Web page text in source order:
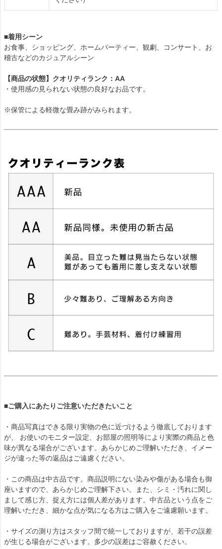
■着用シーン
お食事、ショッピング、ホームパーティー、観劇、コンサート、お
稽古などのカジュアルシーン
【商品の状態】クオリティランク：AA
・使用感の見られない状態の良好なお品です。
※保管による軽微な畳み跡がみられます。
■ご購入にあたりご注意いただきたいこと
・商品写真はできる限り実物の色に近づけるよう徹底しております
が、 お使いのモニター設定、お部屋の照明等により実際の商品と色
味が異なる場合がございます。あらかじめご理解いただき、イメー
ジが違った等の返品はご遠慮ください。
・この商品は中古品です。商品説明にない染みや傷がある場合も御
座いますので、あらかじめご理解下さい。また、シミ・汚れに関し
まして感じ方、捉え方には個人差があります。中古品という点をご
理解いただき、細かな点が気になる方はご購入をご遠慮願います。
・サイズの測り方はスタッフ間で統一しておりますが、若干の誤差
が生じる場合がございます。多少の誤差はご容赦ください。